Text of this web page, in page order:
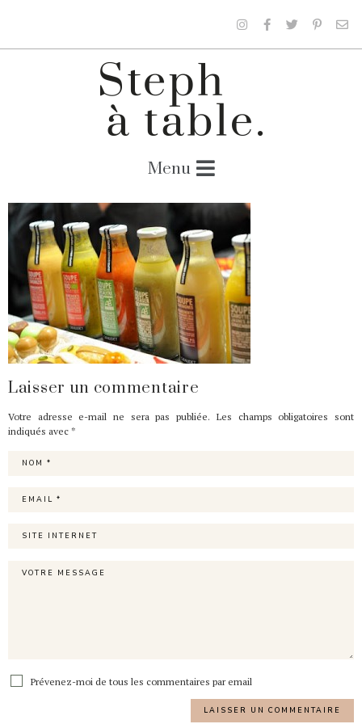
Laisser un commentaire
Votre adresse e-mail ne sera pas publiée. Les champs obligatoires sont
indiqués avec *
Prévenez-moi de tous les commentaires par email